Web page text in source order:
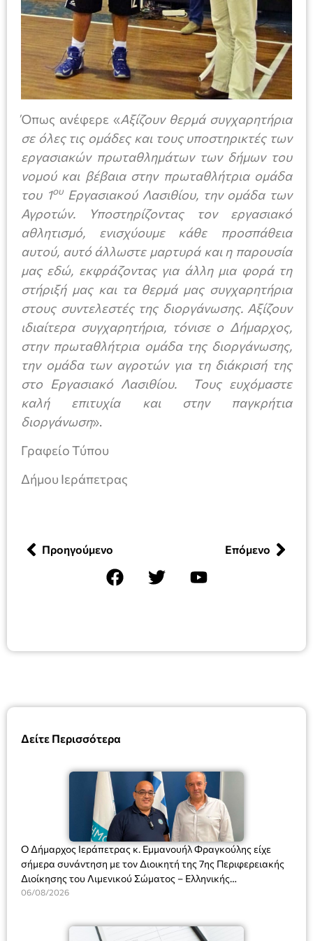
Δείτε Περισσότερα
Ο Δήμαρχος Ιεράπετρας κ. Εμμανουήλ Φραγκούλης είχε
σήμερα συνάντηση με τον Διοικητή της 7ης Περιφερειακής
Διοίκησης του Λιμενικού Σώματος – Ελληνικής
Ακτοφυλακής (Λ.Σ.-ΕΛ.ΑΚΤ.), Αρχιπλοίαρχο Λ.Σ. κ. Ιωάννη
06/08/2026
Όπως ανέφερε «Αξίζουν θερμά συγχαρητήρια
σε όλες τις ομάδες και τους υποστηρικτές των
εργασιακών πρωταθλημάτων των δήμων του
νομού και βέβαια στην πρωταθλήτρια ομάδα
του 1ουΕργασιακού Λασιθίου, την ομάδα των
Αγροτών. Υποστηρίζοντας τον εργασιακό
αθλητισμό, ενισχύουμε κάθε προσπάθεια
αυτού, αυτό άλλωστε μαρτυρά και η παρουσία
μας εδώ, εκφράζοντας για άλλη μια φορά τη
στήριξή μας και τα θερμά μας συγχαρητήρια
στους συντελεστές της διοργάνωσης. Αξίζουν
ιδιαίτερα συγχαρητήρια, τόνισε ο Δήμαρχος,
στην πρωταθλήτρια ομάδα της διοργάνωσης,
την ομάδα των αγροτών για τη διάκρισή της
στο Εργασιακό Λασιθίου. Τους ευχόμαστε
καλή επιτυχία και στην παγκρήτια
διοργάνωση».
Γραφείο Τύπου
Δήμου Ιεράπετρας
Προηγούμενο Επόμενο